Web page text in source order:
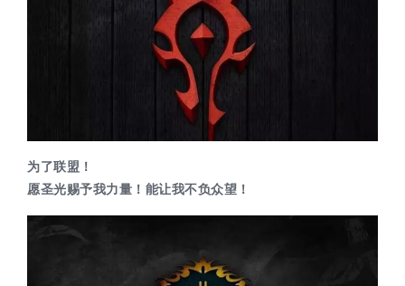
为了联盟！
愿圣光赐予我力量！能让我不负众望！